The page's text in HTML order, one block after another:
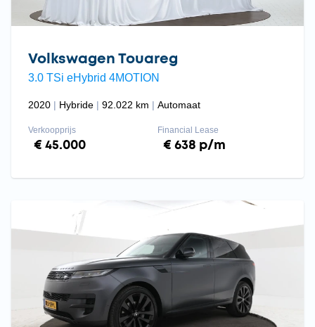
Volkswagen Touareg
3.0 TSi eHybrid 4MOTION
2020 Hybride 92.022 km Automaat
Verkoopprijs
€ 45.000
Financial Lease
€ 638 p/m